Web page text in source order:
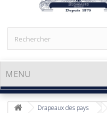
MENU
Drapeaux des pays